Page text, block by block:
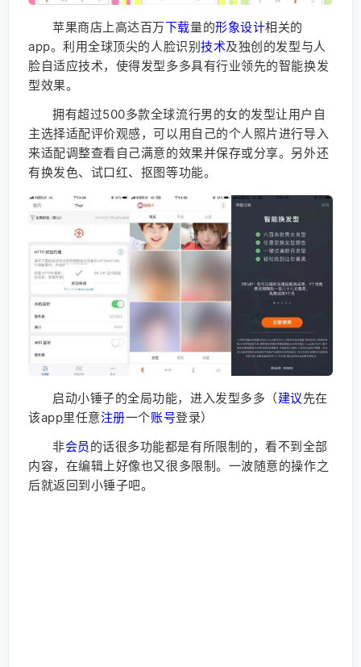
苹果商店上高达百万下载量的形象设计相关的
app。利用全球顶尖的人脸识别技术及独创的发型与人
脸自适应技术，使得发型多多具有行业领先的智能换发
型效果。
拥有超过500多款全球流行男的女的发型让用户自
主选择适配评价观感，可以用自己的个人照片进行导入
来适配调整查看自己满意的效果并保存或分享。另外还
有换发色、试口红、抠图等功能。
启动小锤子的全局功能，进入发型多多（建议先在
该app里任意注册一个账号登录）
非会员 的话很多功能都是有所限制的，看不到全部
内容，在编辑上好像也又很多限制。一波随意的操作之
后就返回到小锤子吧。